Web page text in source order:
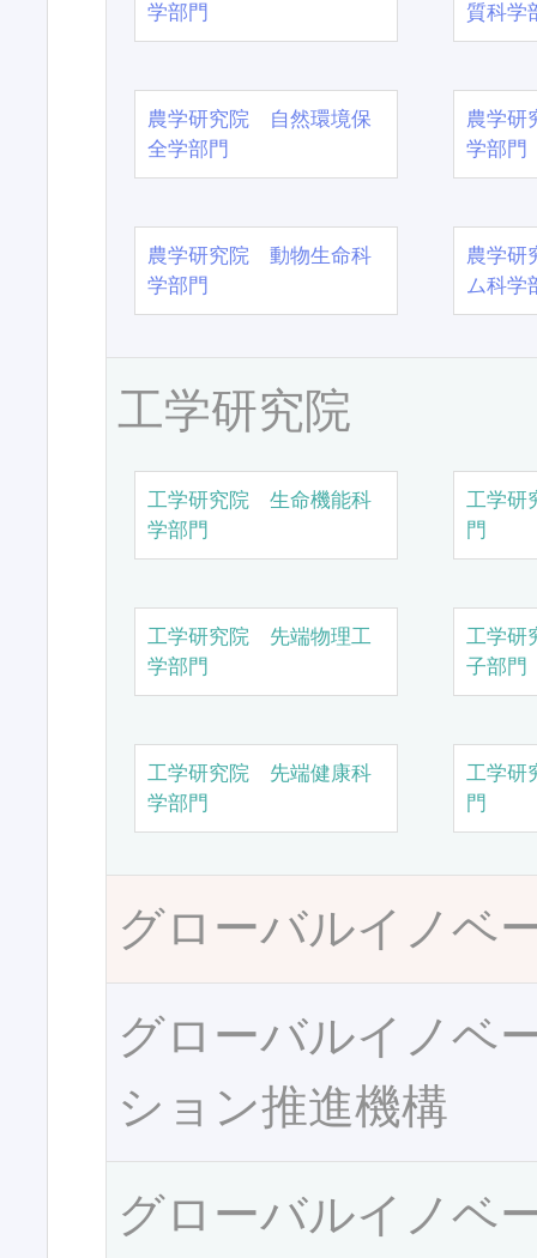
学部門
質科学
農学研究院 自然環境保
全学部門
農学
学部門
農学研究院 動物生命科
学部門
農学
ム科学
工学研究院
工学研究院 生命機能科
学部門
工学研
門
工学研究院 先端物理工
学部門
工学研
子部門
工学研究院 先端健康科
学部門
工学研
門
グローバルイノベ
グローバルイノベ
ション推進機構
グローバルイノベ